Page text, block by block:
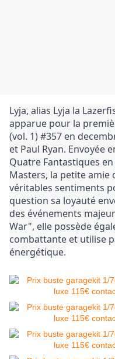
Lyja, alias Lyja la
apparue pour la
(vol. 1) #357 en
et Paul Ryan. Envoyée
Quatre Fantastiques
Masters, la petite amie
véritables sentiments
question sa loyauté
des événements
War", elle possède
combattante et utilise
énergétique.